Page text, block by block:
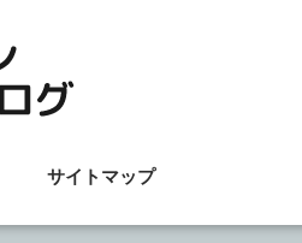
サイトマップ